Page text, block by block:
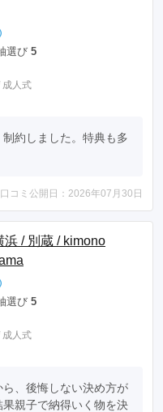
選び 5
成人式
約しました。特典も多
口コミ公開日：2026年07月30日
浜 / 別蔵 / kimono
選び 5
成人式
、後悔しない決め方が
親子で納得いく物を決